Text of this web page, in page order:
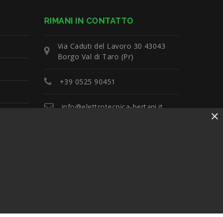
RIMANI IN CONTATTO
Via Caduti del Lavoro 30 43043
Borgo Val di Taro (Pr)
+39 0525 90451
info@elettrotecnica-bertani.it
×